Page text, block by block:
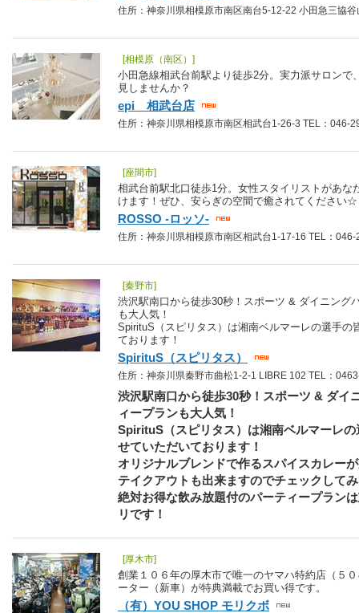
住所：神奈川県相模原市南区南台5-12-22 小田急三協
[相模原（南区）]
小田急線相武台前駅より徒歩2分。実力派サロンで
見しませんか？
epi 相武台店
住所：神奈川県相模原市南区相武台1-26-3 TEL：046-
[座間市]
相武台前駅北口徒歩1分。女性スタイリストがあな
けます！ぜひ、安らぎの空間で癒されてください☆
ROSSO -ロッソ-
住所：神奈川県相模原市南区相武台1-17-16 TEL：
[秦野市]
渋沢駅南口から徒歩30秒！スポーツ & ダイニン
も大人気！
SpirituS（スピリタス）は湘南ベルマーレの選手の
ております！
SpirituS（スピリタス）
住所：神奈川県秦野市曲松1-2-1 LIBRE 102 TEL：
渋沢駅南口から徒歩30秒！スポーツ & ダ
ィープランも大人気！
SpirituS（スピリタス）は湘南ベルマーレ
せていただいております！
オリジナルブレンドで作るスパイスカレー
テイクアウトも出来ますのでチェックして
絶対お得な飲み放題付のパーティープラン
リです！
[厚木市]
創業１０６年の厚木市で唯一のヤマハ特約店（５
ーター（新車）が特典満載でお買い得です。
（有）YOU SHOP モリクボ